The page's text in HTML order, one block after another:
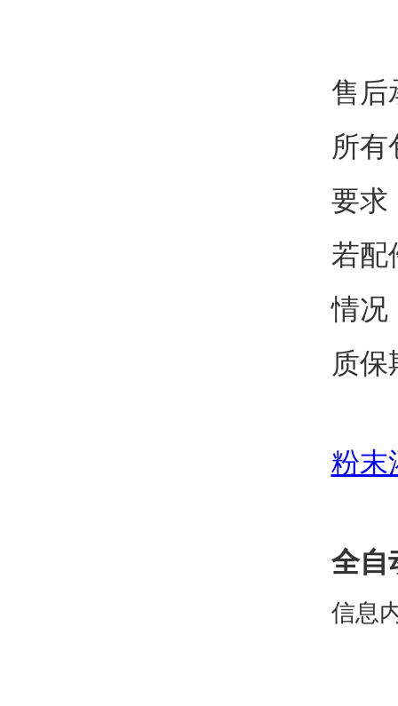
售后
所有
要求
若配
情况
质
粉末
全自
信息